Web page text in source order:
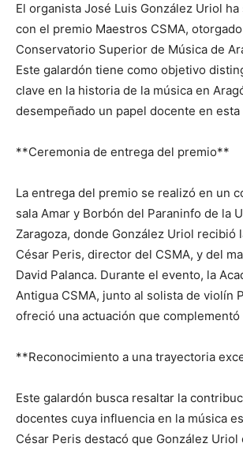
El organista José Luis González Uriol
con el premio Maestros CSMA,
Conservatorio Superior de Música de
Este galardón tiene como objetivo
clave en la historia de la música en
desempeñado un papel docente en
**Ceremonia de entrega del premio**
La entrega del premio se realizó en un
sala Amar y Borbón del Paraninfo de la
Zaragoza, donde González Uriol recibió
César Peris, director del CSMA, y del
David Palanca. Durante el evento, la
Antigua CSMA, junto al solista de violín
ofreció una actuación que complementó
**Reconocimiento a una trayectoria
Este galardón busca resaltar la
docentes cuya influencia en la música
César Peris destacó que González Uriol